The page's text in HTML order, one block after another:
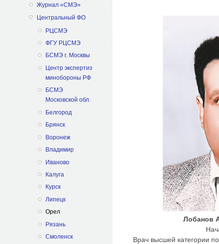
Журнал «СМЭ»
Центральный ФО
РЦСМЭ
ФГУ РЦСМЭ
БСМЭ г. Москвы
Центр экспертиз
минобороны РФ
БСМЭ
Московской обл.
Белгород
Брянск
Воронеж
Владимир
Иваново
Калуга
Курск
Липецк
Орел
Рязань
Смоленск
Лобанов
Врач высшей категории